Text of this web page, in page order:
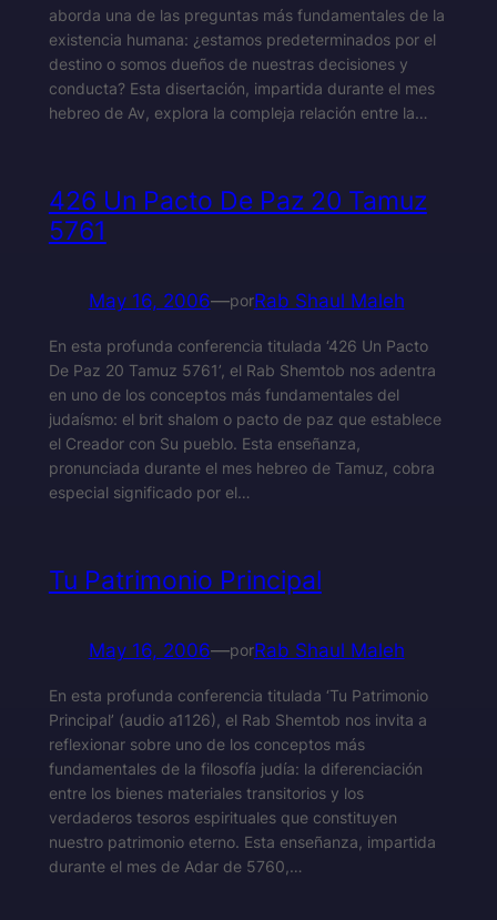
aborda una de las preguntas más fundamentales de la
existencia humana: ¿estamos predeterminados por el
destino o somos dueños de nuestras decisiones y
conducta? Esta disertación, impartida durante el mes
hebreo de Av, explora la compleja relación entre la…
426 Un Pacto De Paz 20 Tamuz
5761
May 16, 2006—porRab Shaul Maleh
En esta profunda conferencia titulada ‘426 Un Pacto
De Paz 20 Tamuz 5761’, el Rab Shemtob nos adentra
en uno de los conceptos más fundamentales del
judaísmo: el brit shalom o pacto de paz que establece
el Creador con Su pueblo. Esta enseñanza,
pronunciada durante el mes hebreo de Tamuz, cobra
especial significado por el…
Tu Patrimonio Principal
May 16, 2006—porRab Shaul Maleh
En esta profunda conferencia titulada ‘Tu Patrimonio
Principal’ (audio a1126), el Rab Shemtob nos invita a
reflexionar sobre uno de los conceptos más
fundamentales de la filosofía judía: la diferenciación
entre los bienes materiales transitorios y los
verdaderos tesoros espirituales que constituyen
nuestro patrimonio eterno. Esta enseñanza, impartida
durante el mes de Adar de 5760,…